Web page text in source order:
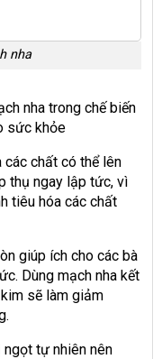
nha
nha trong chế biến
sức khỏe
chất có thể lên
thụ ngay lập tức, vì
tiêu hóa các chất
giúp ích cho các bà
Dùng mạch nha kết
sẽ làm giảm
tự nhiên nên